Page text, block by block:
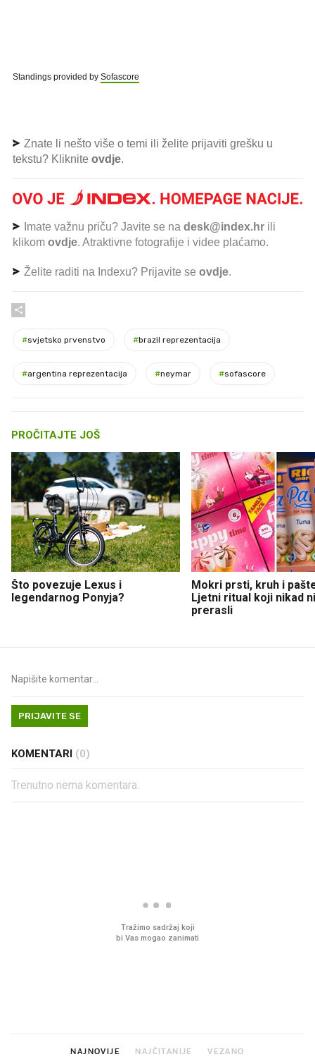
Standings provided by Sofascore
Znate li nešto više o temi ili želite prijaviti grešku u
tekstu? Kliknite ovdje.
Imate važnu priču? Javite se na desk@index.hr ili
klikom ovdje. Atraktivne fotografije i videe plaćamo.
Želite raditi na Indexu? Prijavite se ovdje.
#svjetsko prvenstvo #brazil reprezentacija
#argentina reprezentacija #neymar #sofascore
PROČITAJTE JOŠ
Što povezuje Lexus i
legendarnog Ponyja?
Mokri prsti, kruh i
Ljetni ritual koji nikad
prerasli
PRIJAVITE SE
KOMENTARI (0)
Trenutno nema komentara.
NAJNOVIJE NAJČITANIJE VEZANO